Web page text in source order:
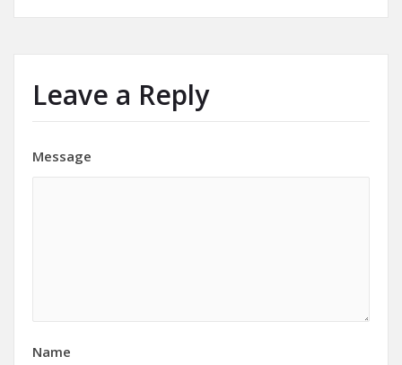
Leave a Reply
Message
Name